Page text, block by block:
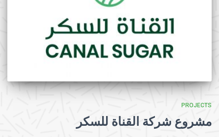
PROJECTS
مشروع شركة القناة للسكر